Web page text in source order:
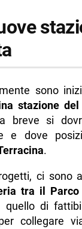
sono
stazione
breve si
e dove
.
ci sono
tra il Parco
quello di
collegare